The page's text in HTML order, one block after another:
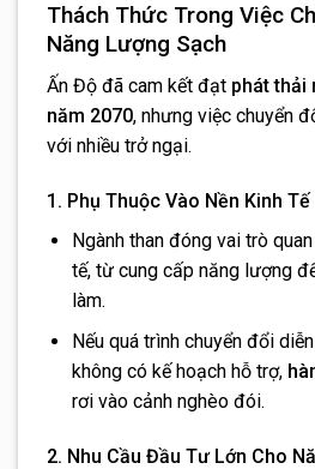
Thách Thức Trong Việc
Năng Lượng Sạch
Ấn Độ đã cam kết đạt phát thải
năm 2070, nhưng việc chuyển
với nhiều trở ngại.
1. Phụ Thuộc Vào Nền Kinh
Ngành than đóng vai trò
tế, từ cung cấp năng lượng
làm.
Nếu quá trình chuyển đổi
không có kế hoạch hỗ trợ,
rơi vào cảnh nghèo đói.
2. Nhu Cầu Đầu Tư Lớn Cho